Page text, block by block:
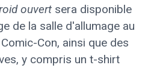
ouvert sera disponible
de la salle d'allumage au
Con, ainsi que des
y compris un t-shirt